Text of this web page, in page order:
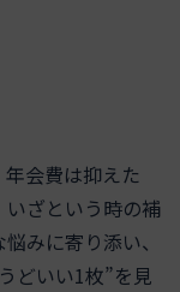
会費は抑えた
ざという時の補
みに寄り添い、
どいい1枚”を見